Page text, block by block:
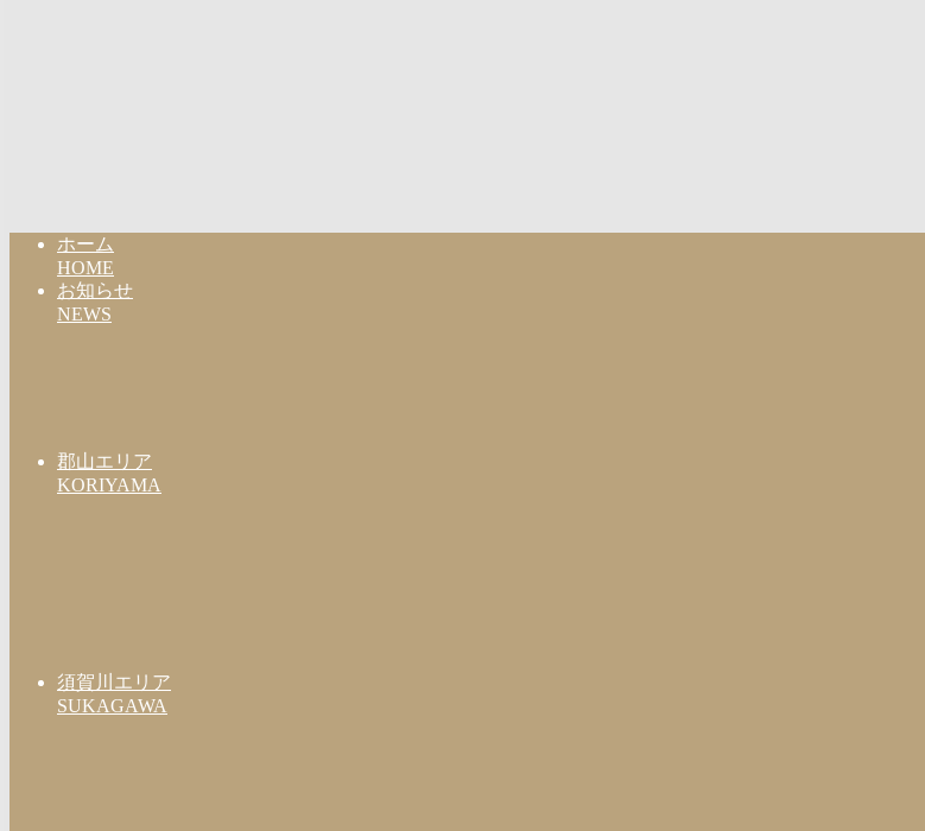
ホーム
HOME
お知らせ
NEWS
郡山エリア
KORIYAMA
須賀川エリア
SUKAGAWA